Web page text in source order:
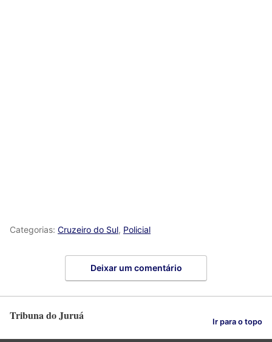
Categorias: Cruzeiro do Sul, Policial
Deixar um comentário
Tribuna do Juruá Ir para o topo